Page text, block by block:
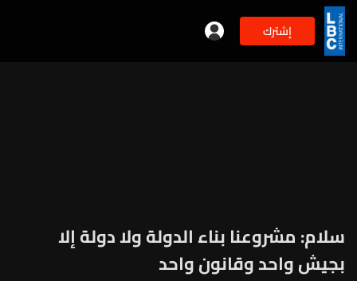
إشترك
سلام: مشروعنا بناء الدولة ولا دولة إلا
بجيش واحد وقانون واحد